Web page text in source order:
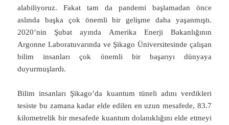
alabiliyoruz. Fakat tam da pandemi başlamadan önce
aslında başka çok önemli bir gelişme daha yaşanmıştı.
2020’nin Şubat ayında Amerika Enerji Bakanlığının
Argonne Laboratuvarında ve Şikago Üniversitesinde çalışan
bilim insanları çok önemli bir başarıyı dünyaya
duyurmuşlardı.
Bilim insanları Şikago’da kuantum tüneli adını verdikleri
tesiste bu zamana kadar elde edilen en uzun mesafede, 83.7
kilometrelik bir mesafede kuantum dolanıklığını elde etmeyi